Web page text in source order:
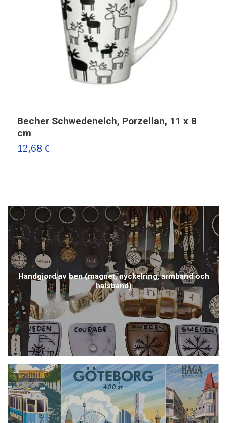
Handgjord av ben (magnet, nyckelring, armband och
halsband)
Becher Schwedenelch, Porzellan, 11 x 8
cm
12,68 €